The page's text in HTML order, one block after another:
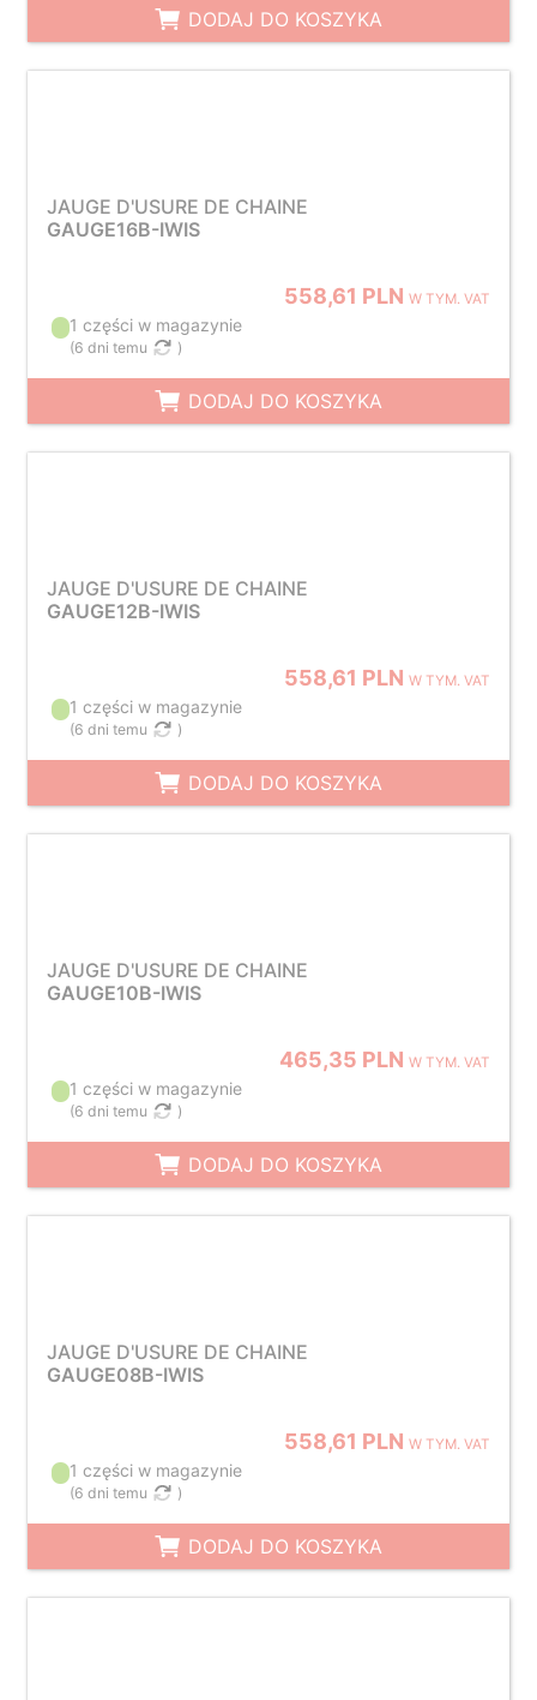
DODAJ DO KOSZYKA
JAUGE D'USURE DE CHAINE
GAUGE16B-IWIS
558,61 PLNW TYM. VAT
1 części w magazynie
(6 dni temu )
DODAJ DO KOSZYKA
JAUGE D'USURE DE CHAINE
GAUGE12B-IWIS
558,61 PLNW TYM. VAT
1 części w magazynie
(6 dni temu )
DODAJ DO KOSZYKA
JAUGE D'USURE DE CHAINE
GAUGE10B-IWIS
465,35 PLNW TYM. VAT
1 części w magazynie
(6 dni temu )
DODAJ DO KOSZYKA
JAUGE D'USURE DE CHAINE
GAUGE08B-IWIS
558,61 PLNW TYM. VAT
1 części w magazynie
(6 dni temu )
DODAJ DO KOSZYKA